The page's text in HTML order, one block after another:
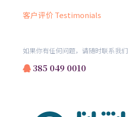
客户评价 Testimonials
如果你有任何问题，请随时联系我们
385 049 0010